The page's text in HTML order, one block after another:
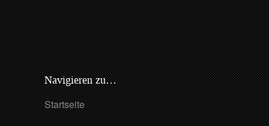
Navigieren zu…
Startseite